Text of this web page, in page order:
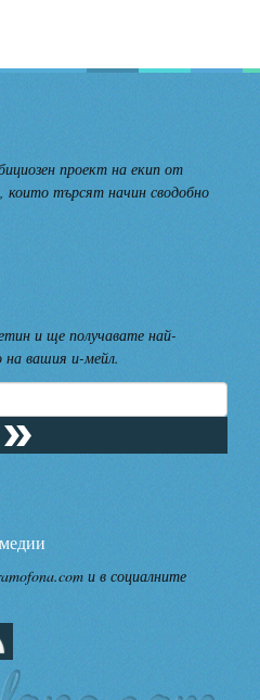
проект на екип от
които търсят начин сводобно
и ще получавате най-
на вашия и-мейл.
и в социалните